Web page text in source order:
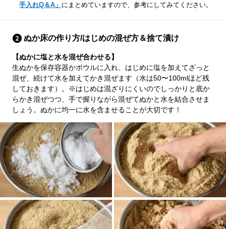
手入れQ＆A」 にまとめていますので、参考にしてみてください。
ぬか床の作り方/はじめの混ぜ方＆捨て漬け
【ぬかに塩と水を混ぜ合わせる】
生ぬかを保存容器かボウルに入れ、はじめに塩を加えてざっと
混ぜ、続けて水を加えてかき混ぜます（水は50〜100mlほど残
しておきます）。
※はじめは混ざりにくいのでしっかりと底か
らかき混ぜつつ、手で握りながら混ぜてぬかと水を結合させま
しょう。ぬかに均一に水を含ませることが大切です！